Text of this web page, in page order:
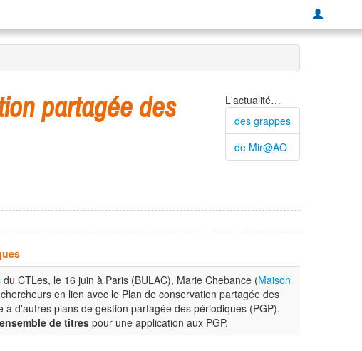
L'actualité…
des grappes
de Mir@AO
partagée des
du CTLes, le 16 juin à Paris (BULAC), Marie Chebance (Maison
en lien avec le Plan de conservation partagée des
à d'autres plans de gestion partagée des périodiques (PGP).
de titres pour une application aux PGP.